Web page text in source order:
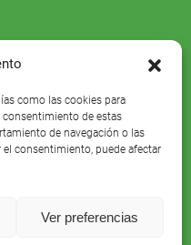
como las cookies para
de estas
de navegación o las
consentimiento, puede afectar
Ver preferencias